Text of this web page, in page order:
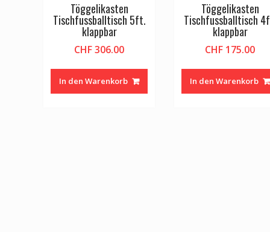
Töggelikasten
Tischfussballtisch 5ft.
klappbar
CHF306.00
In den Warenkorb
Töggelikasten
Tischfussballtisch
klappbar
CHF 175.00
In den Warenkorb